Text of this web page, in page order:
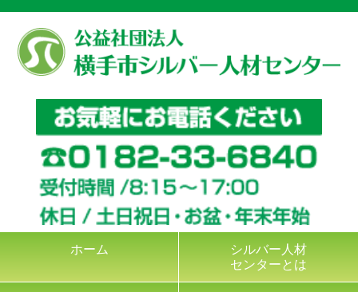
ホーム
シルバー人材
センターとは